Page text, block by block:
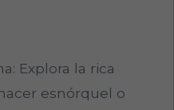
Explora la rica
esnórquel o